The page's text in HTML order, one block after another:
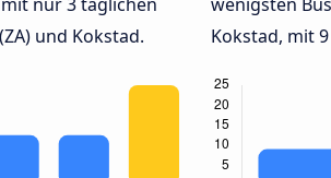
und Kokstad.
Kokstad, mit